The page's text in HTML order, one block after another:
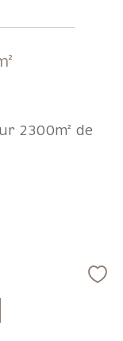
2300m² de